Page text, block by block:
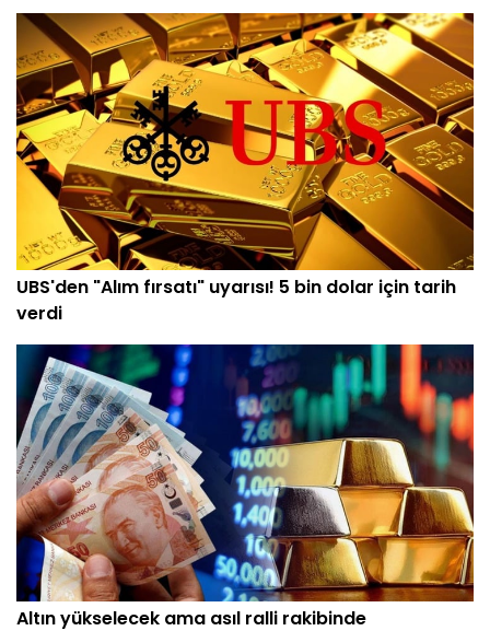
UBS'den "Alım fırsatı" uyarısı! 5 bin dolar için tarih
verdi
Altın yükselecek ama asıl ralli rakibinde